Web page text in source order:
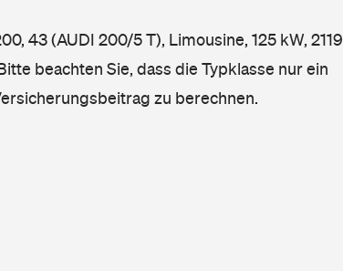
43 (AUDI 200/5 T), Limousine, 125 kW, 2119
beachten Sie, dass die Typklasse nur ein
zu berechnen.